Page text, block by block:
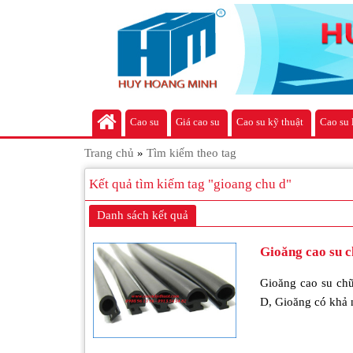
Cao su Giá cao su Cao su kỹ thuật Cao su
Trang chủ » Tìm kiếm theo tag
Kết quả tìm kiếm tag "gioang chu d"
Danh sách kết quả
Gioăng cao su
Gioăng cao su
D, Gioăng có khả